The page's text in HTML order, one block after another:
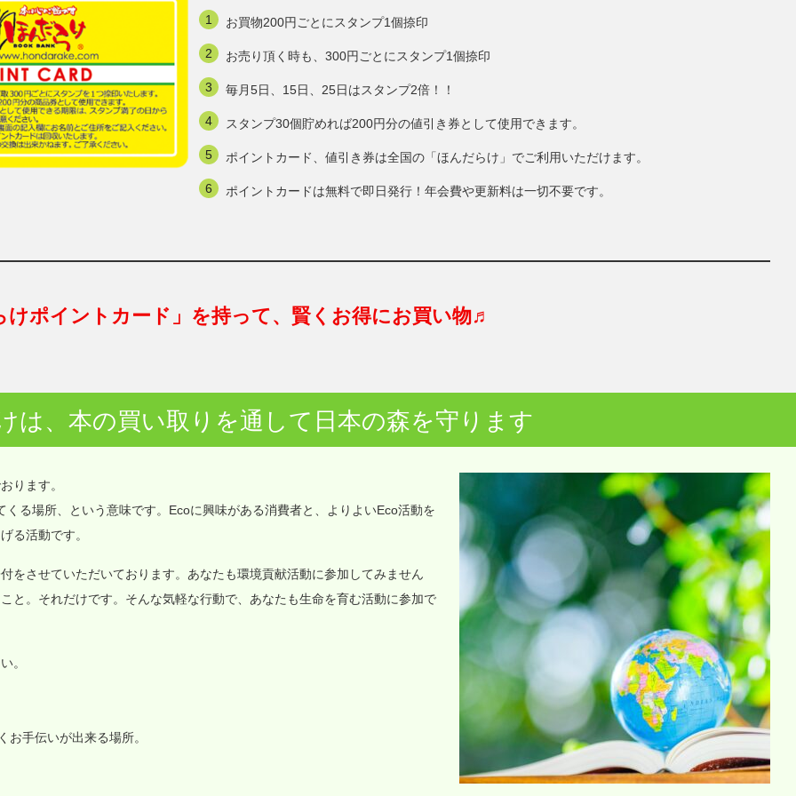
お買物200円ごとにスタンプ1個捺印
お売り頂く時も、300円ごとにスタンプ1個捺印
毎月5日、15日、25日はスタンプ2倍！！
スタンプ30個貯めれば200円分の値引き券として使用できます。
ポイントカード、値引き券は全国の「ほんだらけ」でご利用いただけます。
ポイントカードは無料で即日発行！年会費や更新料は一切不要です。
けポイントカード」を持って、賢くお得にお買い物♬
は、本の買い取りを通して日本の森を守ります
ります。
る場所、という意味です。Ecoに興味がある消費者と、よりよいEco活動を
る活動です。
をさせていただいております。あなたも環境貢献活動に参加してみません
と。それだけです。そんな気軽な行動で、あなたも生命を育む活動に参加で
。
手伝いが出来る場所。